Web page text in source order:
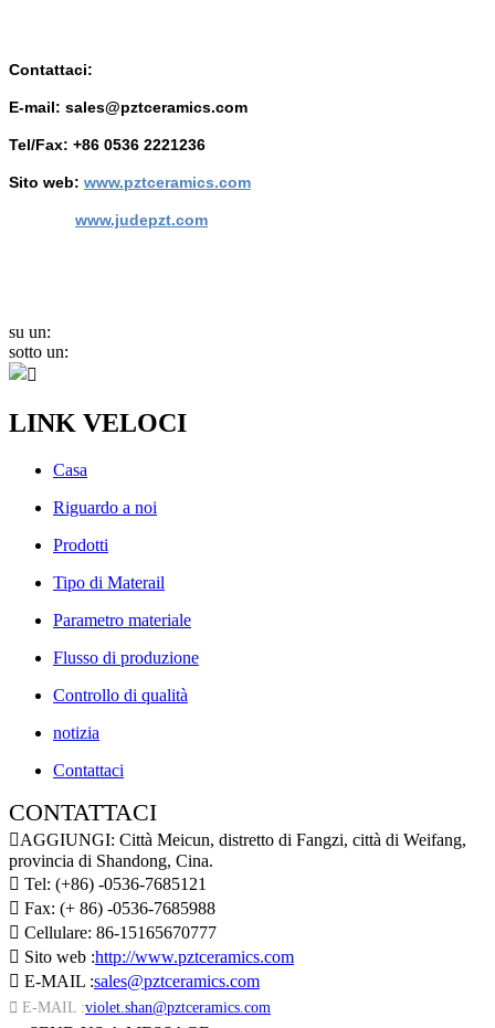
Contattaci:
E-mail: sales@pztceramics.com
Tel/Fax: +86 0536 2221236
Sito web: www.pztceramics.com
www.judepzt.com
su un:
sotto un:
LINK VELOCI
Casa
Riguardo a noi
Prodotti
Tipo di Materail
Parametro materiale
Flusso di produzione
Controllo di qualità
notizia
Contattaci
CONTATTACI
AGGIUNGI: Città Meicun, distretto di Fangzi, città di Weifang,
provincia di Shandong, Cina.
 Tel: (+86) -0536-7685121
 Fax: (+ 86) -0536-7685988
 Cellulare: 86-15165670777
 Sito web :http://www.pztceramics.com
 E-MAIL :sales@pztceramics.com
 E-MAIL :violet.shan@pztceramics.com